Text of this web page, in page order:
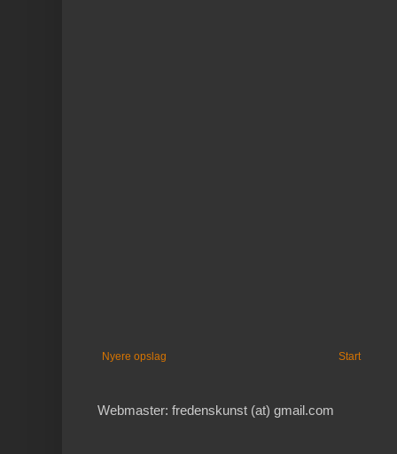
Nyere opslag Start
Webmaster: fredenskunst (at) gmail.com